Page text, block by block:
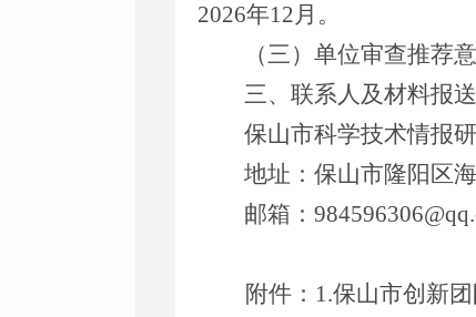
2026年12月。
（三）单位审查推荐
三、 联系人及材料报
保山市科学技术情报研
地址：保山市隆阳区
邮箱： 984596306
附件： 1.保山市创新